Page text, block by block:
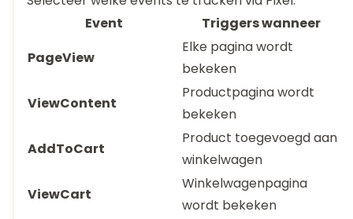
Event
Triggers wanneer
PageView
Elke pagina wordt
bekeken
ViewContent
Productpagina wordt
bekeken
AddToCart
Product toegevoegd aan
winkelwagen
ViewCart
Winkelwagenpagina
wordt bekeken